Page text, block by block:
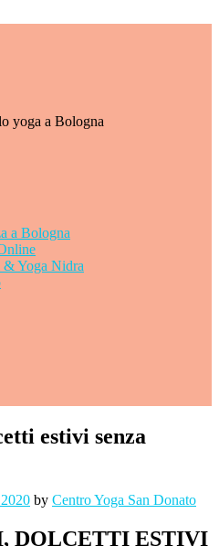
yoga a Bologna
a Bologna
Yoga Nidra
estivi senza
by Centro Yoga San Donato
DOLCETTI ESTIVI